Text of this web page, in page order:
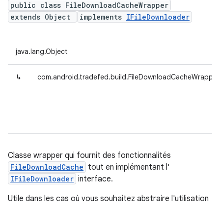
public class FileDownloadCacheWrapper
extends Object
implements IFileDownloader
java.lang.Object
↳ com.android.tradefed.build.FileDownloadCacheWrapper
Classe wrapper qui fournit des fonctionnalités
FileDownloadCache tout en implémentant l'
IFileDownloader interface.
Utile dans les cas où vous souhaitez abstraire l'utilisation